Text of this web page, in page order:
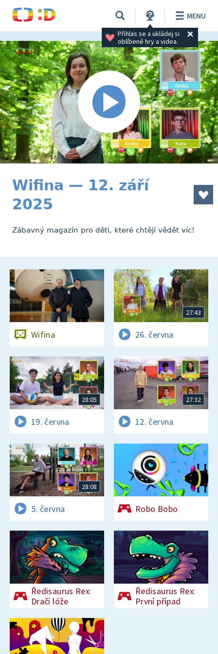
Přihlas se a ukládej si
oblíbené hry a videa.
MENU
Wifina — 12. září
2025
Zábavný magazín pro děti, které chtějí vědět víc!
Wifina
27:43
26. června
28:05
19. června
27:32
12. června
28:08
5. června Robo Bobo
Ředisaurus Rex:
Dračí lóže
Ředisaurus Rex:
První případ